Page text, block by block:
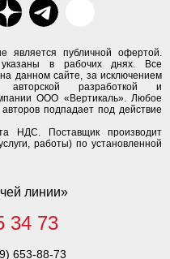
является публичной офертой.
указаны в рабочих днях. Все
данном сайте, за исключением
авторской разработкой и
ООО «Вертикаль». Любое
подпадает под действие
НДС. Поставщик производит
работы) по установленной
линии»
34 73
653-88-73